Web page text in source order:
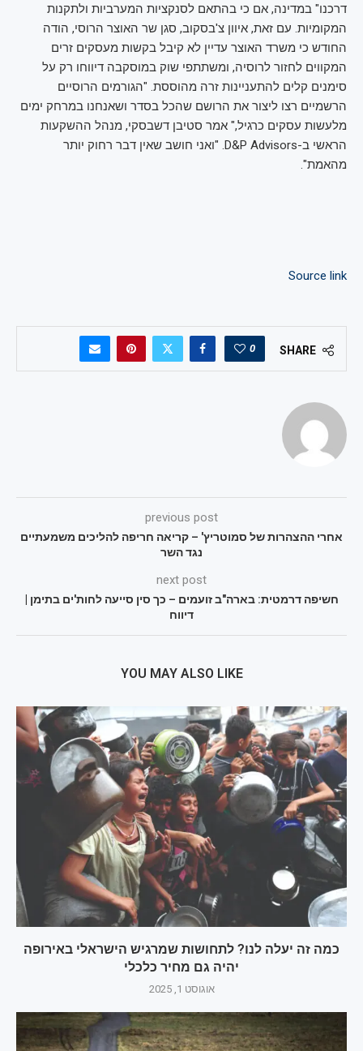
דרכנו" במדינה, אם כי בהתאם לסנקציות המערביות ולתקנות
המקומיות. עם זאת, איוון צ'בסקוב, סגן שר האוצר הרוסי, הודה
החודש כי משרד האוצר עדיין לא קיבל בקשות מעסקים זרים
המקווים לחזור לרוסיה, ומשתתפי שוק במוסקבה דיווחו רק על
סימנים קלים להתעניינות זרה מהוססת. "הגורמים הרוסיים
הרשמיים רצו ליצור את הרושם שהכל בסדר ושאנחנו במרחק ימים
מלעשות עסקים כרגיל," אמר סטיבן דשבסקי, מנהל ההשקעות
הראשי ב-D&P Advisors. "ואני חושב שאין דבר רחוק יותר
מהאמת".
Source link
SHARE
0
previous post
אחרי ההצהרות של סמוטריץ' – קריאה חריפה להליכים משמעתיים
נגד השר
next post
חשיפה דרמטית: בארה"ב זועמים – כך סין סייעה לחות'ים בתימן |
דיווח
YOU MAY ALSO LIKE
כמה זה יעלה לנו? לתחושות שמרגיש הישראלי באירופה
יהיה גם מחיר כלכלי
אוגוסט 1, 2025